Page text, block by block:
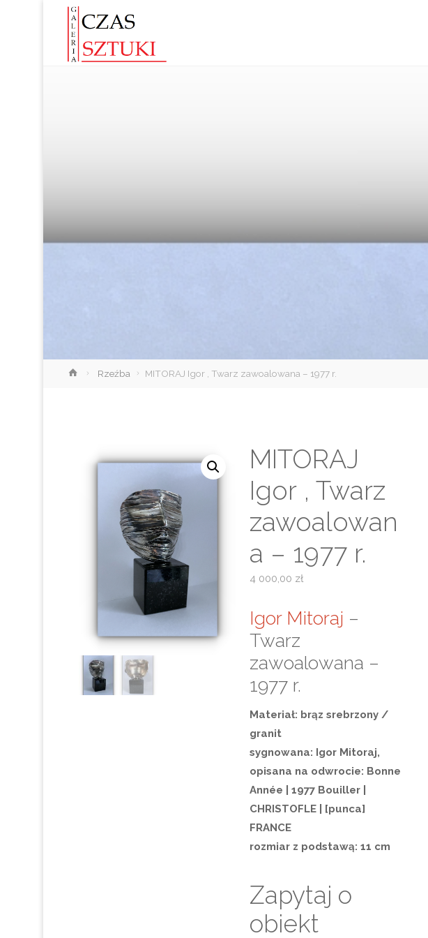
StronaRzeźba MITORAJ Igor , Twarz zawoalowana – 1977 r.
MITORAJ
Igor , Twarz
zawoalowan
a – 1977 r.
4 000,00 zł
Igor Mitoraj –
Twarz
zawoalowana –
1977 r.
Materiał: brąz srebrzony /
granit
sygnowana: Igor Mitoraj,
opisana na odwrocie: Bonne
Année | 1977 Bouiller |
CHRISTOFLE | [punca]
FRANCE
rozmiar z podstawą: 11 cm
Zapytaj o
obiekt